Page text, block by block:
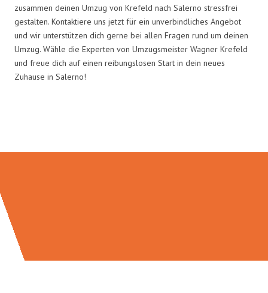
zusammen deinen Umzug von Krefeld nach Salerno stressfrei
gestalten. Kontaktiere uns jetzt für ein unverbindliches Angebot
und wir unterstützen dich gerne bei allen Fragen rund um deinen
Umzug. Wähle die Experten von Umzugsmeister Wagner Krefeld
und freue dich auf einen reibungslosen Start in dein neues
Zuhause in Salerno!